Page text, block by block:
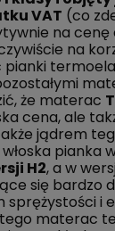
VAT (co
na
na
pianki
że materac
cena, ale
jądrem
pianka
H2, a w
się bardzo
sprężystości i
materac